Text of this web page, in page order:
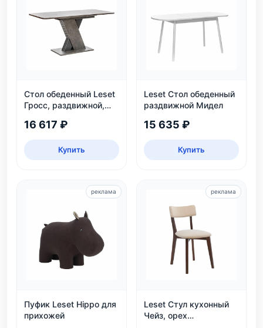
Стол обеденный Leset
Гросс, раздвижной,
персон
16 617 ₽
Купить
Leset Стол обеденный
раздвижной Мидел
15 635 ₽
Купить
Пуфик Leset Hippo для
прихожей
реклама
Leset Стул кухонный
Чейз, орех
реклама